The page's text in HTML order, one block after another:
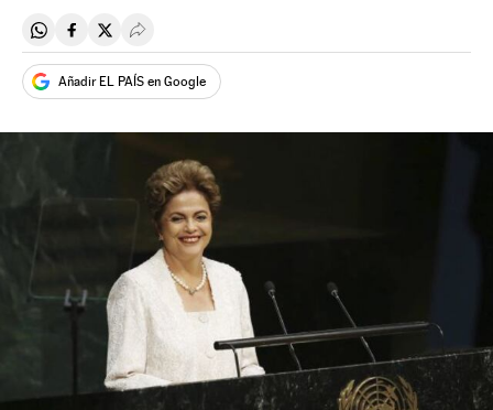
Compartir en Whatsapp
Compartir en Facebook
Compartir en Twitter
Desplegar Redes Sociales
Añadir EL PAÍS en Google